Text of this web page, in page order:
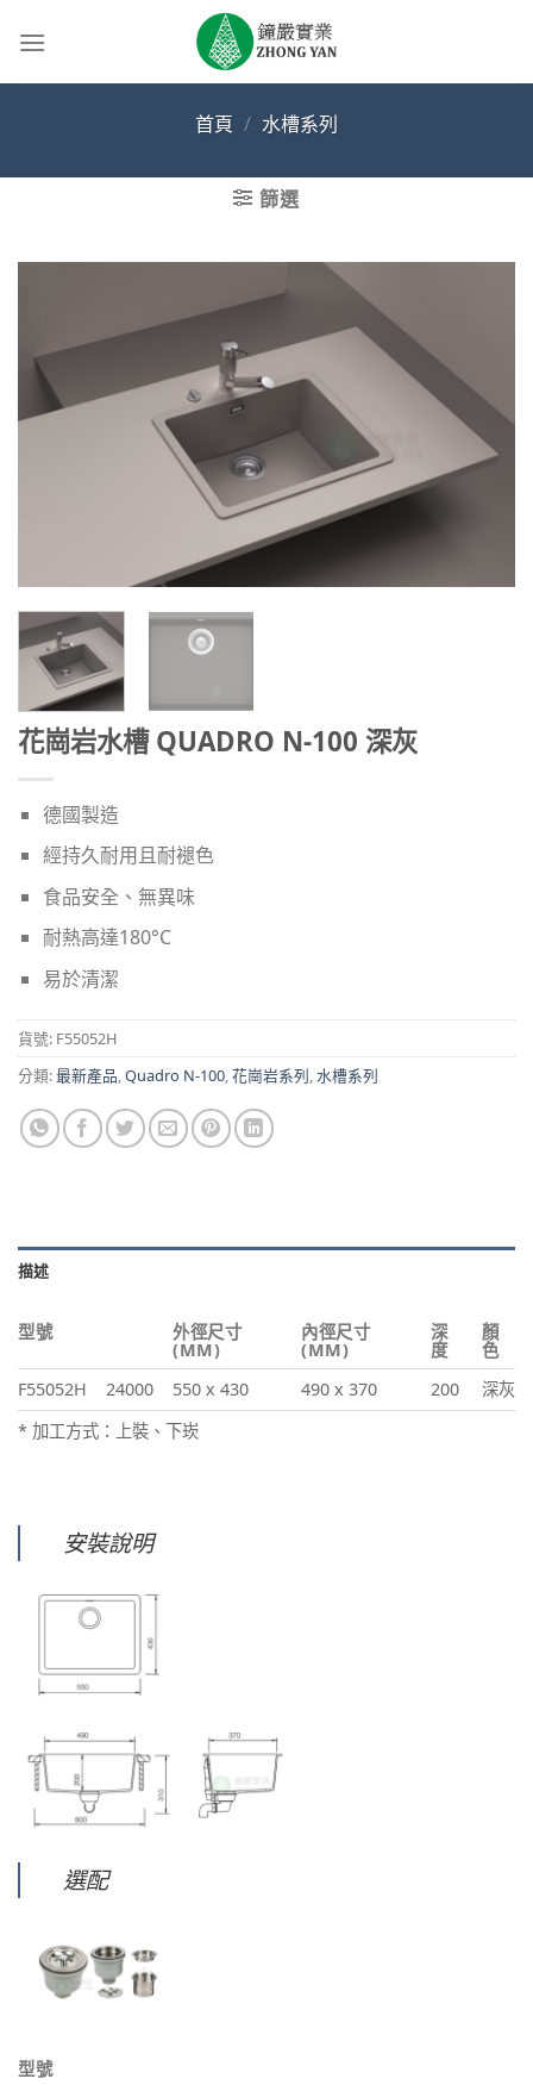
首頁 / 水槽系列
篩選
花崗岩水槽 QUADRO N-100 深灰
德國製造
經持久耐用且耐褪色
食品安全、無異味
耐熱高達180°C
易於清潔
貨號: F55052H
分類:最新產品,Quadro N-100,花崗岩系列,水槽系列
描述
型號 外徑尺寸
(MM)
內徑尺寸
(MM)
深
度
顏
色
F55052H
24000 550 x 430 490 x 370 200
深灰
* 加工方式：上裝、下崁
安裝說明
選配
型號